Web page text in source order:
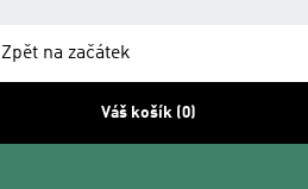
Zpět na začátek
Váš košík (0)